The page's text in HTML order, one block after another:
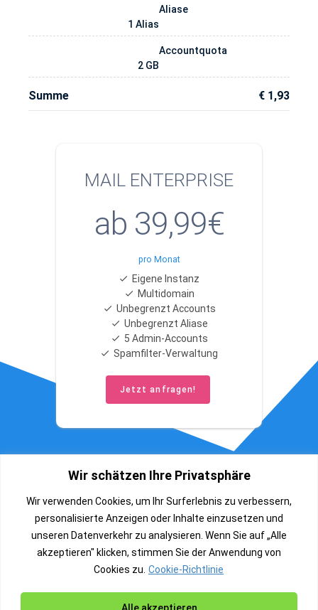
Wir schätzen Ihre Privatsphäre
Wir verwenden Cookies, um Ihr Surferlebnis zu verbessern,
personalisierte Anzeigen oder Inhalte einzusetzen und
unseren Datenverkehr zu analysieren. Wenn Sie auf „Alle
akzeptieren" klicken, stimmen Sie der Anwendung von
Cookies zu. Cookie-Richtlinie
Alle akzeptieren
Aliase
1 Alias
Accountquota
2 GB
Summe € 1,93
MAIL ENTERPRISE
ab 39,99€
pro Monat
Eigene Instanz
Multidomain
Unbegrenzt Accounts
Unbegrenzt Aliase
5 Admin-Accounts
Spamfilter-Verwaltung
Jetzt anfragen!